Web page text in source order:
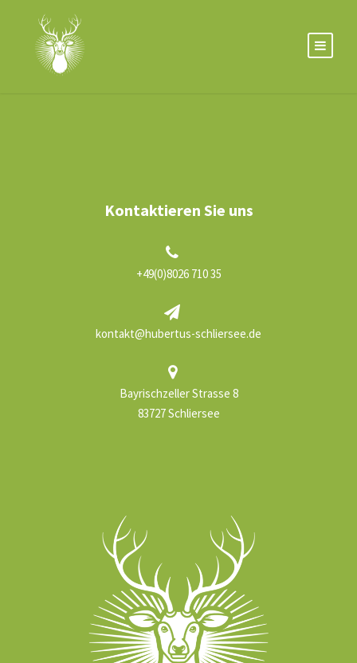
Kontaktieren Sie uns
+49(0)8026 710 35
kontakt@hubertus-schliersee.de
Bayrischzeller Strasse 8
83727 Schliersee